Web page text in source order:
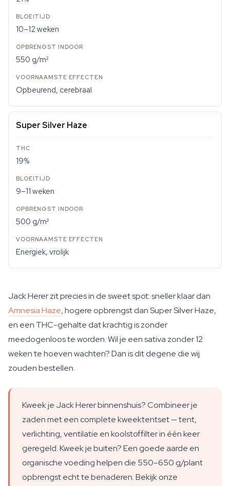
10–12 weken
550 g/m²
Opbeurend, cerebraal
Super Silver Haze
19%
9–11 weken
500 g/m²
Energiek, vrolijk
Jack Herer zit precies in de sweet spot: sneller klaar dan
Amnesia Haze, hogere opbrengst dan Super Silver Haze,
en een THC-gehalte dat krachtig is zonder
meedogenloos te worden. Wil je een sativa zonder 12
weken te hoeven wachten? Dan is dit degene die wij
zouden bestellen.
Kweek je Jack Herer binnenshuis? Combineer je
zaden met een complete kweektentset — tent,
verlichting, ventilatie en koolstoffilter in één keer
geregeld. Kweek je buiten? Een goede aarde en
organische voeding helpen die 550–650 g/plant
opbrengst echt te benaderen. Bekijk onze